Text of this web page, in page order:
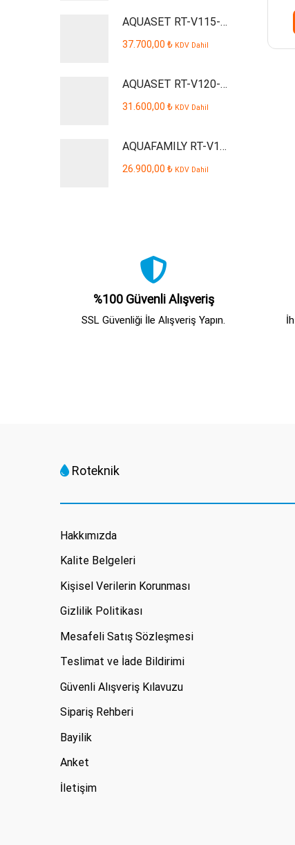
AQUASET RT-V115-P Smart Dijital Kabinli Pompalı Su Arıtma Cihazı
37.700,00 ₺ KDV Dahil
AQUASET RT-V120-P AQUSTA Smart Dijital Kabinli Pompalı Su Arıtma Cihazı
31.600,00 ₺ KDV Dahil
AQUAFAMILY RT-V110-P Smart Dijital Kabinli Pompalı Su Arıtma Cihazı
26.900,00 ₺ KDV Dahil
%100 Güvenli Alışveriş
SSL Güvenliği İle Alışveriş Yapın.
Roteknik
Hakkımızda
Kalite Belgeleri
Kişisel Verilerin Korunması
Gizlilik Politikası
Mesafeli Satış Sözleşmesi
Teslimat ve İade Bildirimi
Güvenli Alışveriş Kılavuzu
Sipariş Rehberi
Bayilik
Anket
İletişim